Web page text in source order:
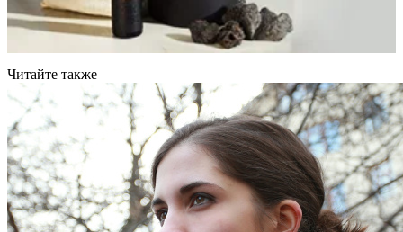
Читайте также